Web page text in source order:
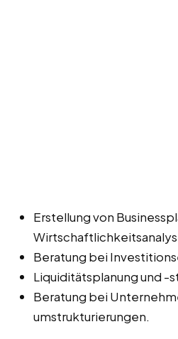
Erstellung von
Beratung bei
Liquiditätsplanung und -
Beratung bei
umstrukturierungen.